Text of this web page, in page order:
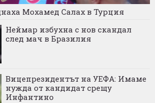
Мохамед Салах в Турция
Неймар избухна с нов скандал
след мач в Бразилия
Вицепрезидентът на УЕФА: Имаме
нужда от кандидат срещу
Инфантино